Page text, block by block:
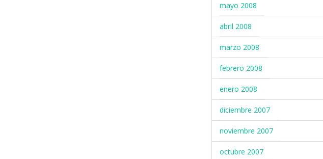
mayo 2008
abril 2008
marzo 2008
febrero 2008
enero 2008
diciembre 2007
noviembre 2007
octubre 2007